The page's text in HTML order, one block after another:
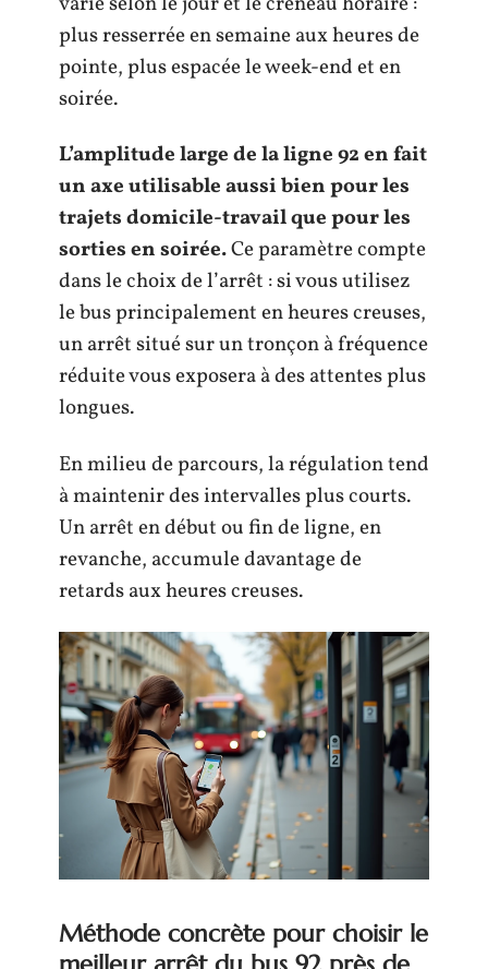
plus resserrée en semaine aux heures de
pointe, plus espacée le week-end et en
soirée.
L’amplitude large de la ligne 92 en fait
un axe utilisable aussi bien pour les
trajets domicile-travail que pour les
sorties en soirée.Ce paramètre compte
dans le choix de l’arrêt : si vous utilisez
le bus principalement en heures creuses,
un arrêt situé sur un tronçon à fréquence
réduite vous exposera à des attentes plus
longues.
En milieu de parcours, la régulation tend
à maintenir des intervalles plus courts.
Un arrêt en début ou fin de ligne, en
revanche, accumule davantage de
retards aux heures creuses.
Méthode concrète pour choisir le